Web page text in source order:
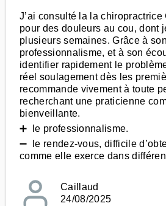
J’ai consulté la la
pour des douleurs au cou, dont
plusieurs semaines. Grâce à son
professionnalisme, et à son
identifier rapidement le
réel soulagement dès les
recommande vivement à toute
recherchant une praticienne
bienveillante.
➕ le professionnalisme.
➖ le rendez-vous, difficile
comme elle exerce dans
Caillaud
24/08/2025